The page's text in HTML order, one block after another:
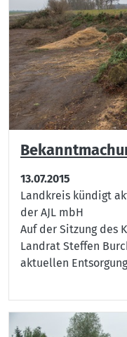
13.07.2015
Landkreis kündigt
der AJL mbH
Auf der Sitzung des
Landrat Steffen
aktuellen